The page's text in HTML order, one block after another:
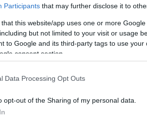
Participants that may further disclose it to
that this website/app uses one or more
but not limited to your visit or usage
to Google and its third-party tags to use
consent section.
Data Processing Opt Outs
opt-out of the Sharing of my personal data.
, για τον τερματισμό της
επίπεδο και η διαδικασία
αισιοδοξία για την επιτυχία
αμερικανικά κεφάλαια
σε απάντηση σε αναφορές